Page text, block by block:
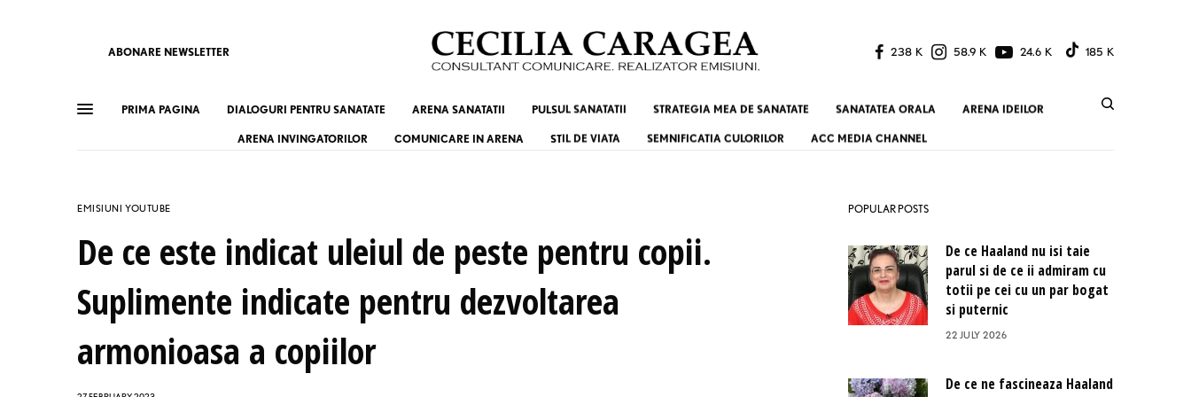
ABONARE NEWSLETTER 238 K 58.9 K 24.6 K 185 K
PRIMA PAGINA DIALOGURI PENTRU SANATATE ARENA SANATATII PULSUL SANATATII STRATEGIA MEA DE SANATATE SANATATEA ORALA ARENA IDEILOR
ARENA INVINGATORILOR COMUNICARE IN ARENA STIL DE VIATA SEMNIFICATIA CULORILOR ACC MEDIA CHANNEL
EMISIUNI YOUTUBE
De ce este indicat uleiul de peste pentru copii.
Suplimente indicate pentru dezvoltarea
armonioasa a copiilor
POPULAR POSTS
De ce Haaland nu isi taie
parul si de ce ii admiram cu
totii pe cei cu un par bogat
si puternic
22 JULY 2026
De ce ne fascineaza Haaland